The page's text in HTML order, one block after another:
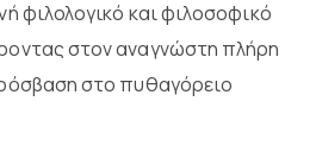
φιλολογικό και φιλοσοφικό
στον αναγνώστη πλήρη
στο πυθαγόρειο